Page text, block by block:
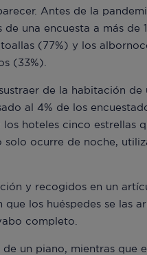
Antes de la
una encuesta a más de
(77%) y los
(33%).
de la habitación de
al 4% de los
hoteles cinco estrellas
ocurre de noche,
y recogidos en un
los huéspedes se las
completo.
un piano, mientras que